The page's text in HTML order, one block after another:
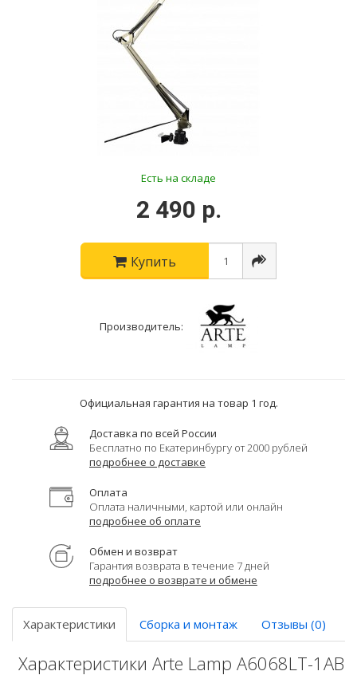
Есть на складе
2 490 р.
Купить
Производитель:
Официальная гарантия на товар 1 год.
Доставка по всей России
Бесплатно по Екатеринбургу от 2000 рублей
подробнее о доставке
Оплата
Оплата наличными, картой или онлайн
подробнее об оплате
Обмен и возврат
Гарантия возврата в течение 7 дней
подробнее о возврате и обмене
Характеристики Сборка и монтаж Отзывы (0)
Характеристики Arte Lamp A6068LT-1AB